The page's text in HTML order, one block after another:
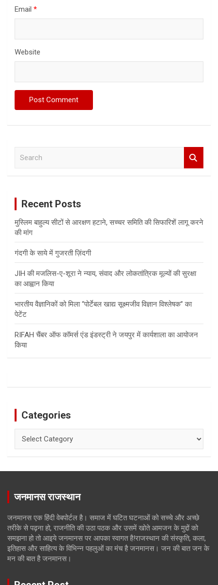
Email *
Website
Recent Posts
मुस्लिम बाहुल्य सीटों से आरक्षण हटाने, सच्चर समिति की सिफारिशें लागू करने
की मांग
गंदगी के साये में गुजरती ज़िंदगी
JIH की मजलिस-ए-शूरा ने न्याय, संवाद और लोकतांत्रिक मूल्यों की सुरक्षा
का आह्वान किया
भारतीय वैज्ञानिकों को मिला “पोर्टेबल खाद्य सूक्ष्मजीव विज्ञान विश्लेषक” का
पेटेंट
RIFAH चैंबर ऑफ कॉमर्स एंड इंडस्ट्री ने जयपुर में कार्यशाला का आयोजन
किया
Categories
जनमानस राजस्थान
जनमानस एक हिंदी वेबपोर्टल है। समाज में घटित घटनाओं को सच्चे और अच्छे
तरीके से पढ़ना हो, राजनीति की उठा पठक और उसमें खोते आमजन के मुद्दों को
समझना हो तो आइये जनमानस पर आपका स्वागत है!राजस्थान की संस्कृति, कला,
इतिहास और साहित्य के विभिन्न पहलुओं का मंच है जनमानस। जन की बात जन के
मन की बात है जनमानस।